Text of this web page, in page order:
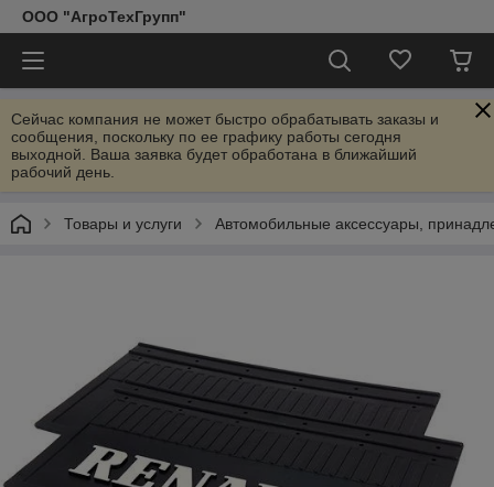
ООО "АгроТехГрупп"
Сейчас компания не может быстро обрабатывать заказы и
сообщения, поскольку по ее графику работы сегодня
выходной. Ваша заявка будет обработана в ближайший
рабочий день.
Товары и услуги Автомобильные аксессуары,